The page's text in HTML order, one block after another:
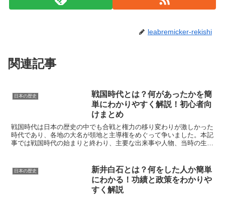
leabremicker-rekishi
関連記事
日本の歴史
戦国時代とは？何があったかを簡
単にわかりやすく解説！初心者向
けまとめ
戦国時代は日本の歴史の中でも合戦と権力の移り変わりが激しかった
時代であり、各地の大名が領地と主導権をめぐって争いました。本記
事では戦国時代の始まりと終わり、主要な出来事や人物、当時の生活
日本の歴史
新井白石とは？何をした人か簡単
にわかる！功績と政策をわかりや
すく解説